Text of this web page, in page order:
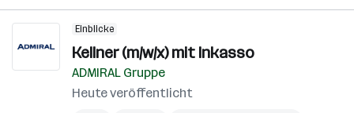
Einblicke
Kellner (m/w/x) mit Inkasso
ADMIRAL Gruppe
Heute veröffentlicht